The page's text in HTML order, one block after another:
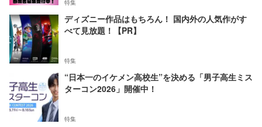
特集
ディズニー作品はもちろん！ 国内外の人気作がす
べて見放題！【PR】
特集
“日本一のイケメン高校生”を決める「男子高生ミス
ターコン2026」開催中！
特集